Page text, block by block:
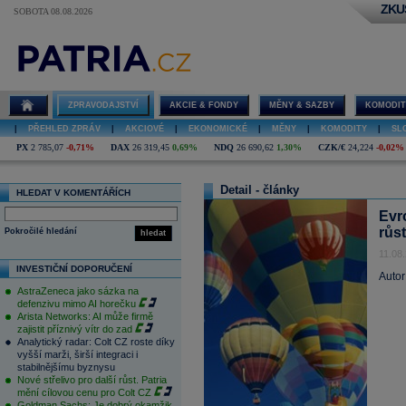
SOBOTA 08.08.2026
ZPRAVODAJSTVÍ AKCIE & FONDY MĚNY & SAZBY
PŘEHLED ZPRÁV AKCIOVÉ EKONOMICKÉ MĚNY KOMODITY
PX 2 785,07 -0,71% DAX 26 319,45 0,69% NDQ 26 690,62 1,30% CZK/€ 24,224 -0,02%
HLEDAT V KOMENTÁŘÍCH
hledat
Pokročilé hledání
INVESTIČNÍ DOPORUČENÍ
AstraZeneca jako sázka na
defenzivu mimo AI horečku
Arista Networks: AI může firmě
zajistit příznivý vítr do zad
Analytický radar: Colt CZ roste díky
vyšší marži, širší integraci i
stabilnějšímu byznysu
Nové střelivo pro další růst. Patria
mění cílovou cenu pro Colt CZ
Detail - články